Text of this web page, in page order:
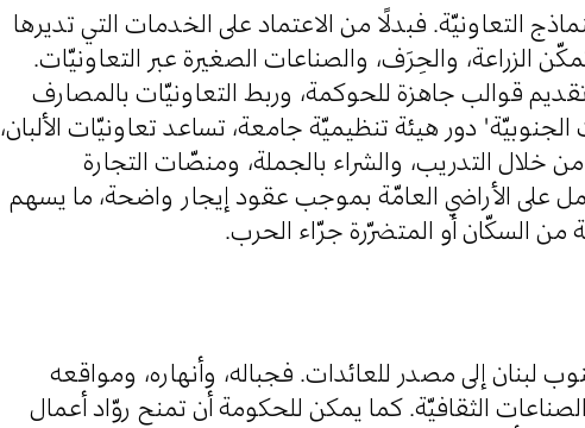
التعاونيّة. فبدلًا من الاعتماد على الخدمات التي تديرها
الزراعة، والحِرَف، والصناعات الصغيرة عبر التعاونيّات.
قوالب جاهزة للحوكمة، وربط التعاونيّات بالمصارف
دور هيئة تنظيميّة جامعة، تساعد تعاونيّات الألبان،
خلال التدريب، والشراء بالجملة، ومنصّات التجارة
على الأراضي العامّة بموجب عقود إيجار واضحة، ما يسهم
من السكّان أو المتضرّرة جرّاء الحرب.
لبنان إلى مصدر للعائدات. فجباله، وأنهاره، ومواقعه
الثقافيّة. كما يمكن للحكومة أن تمنح روّاد أعمال